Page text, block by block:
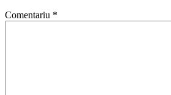
Comentariu *